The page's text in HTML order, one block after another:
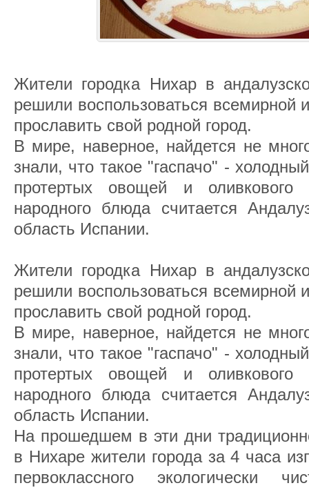
Жители городка Нихар в
решили воспользоваться всемирной
прославить свой родной город.
В мире, наверное, найдется не
знали, что такое "гаспачо" -
протертых овощей и оливкового
народного блюда считается
область Испании.
Жители городка Нихар в
решили воспользоваться всемирной
прославить свой родной город.
В мире, наверное, найдется не
знали, что такое "гаспачо" -
протертых овощей и оливкового
народного блюда считается
область Испании.
На прошедшем в эти дни
в Нихаре жители города за 4 часа
первоклассного экологически